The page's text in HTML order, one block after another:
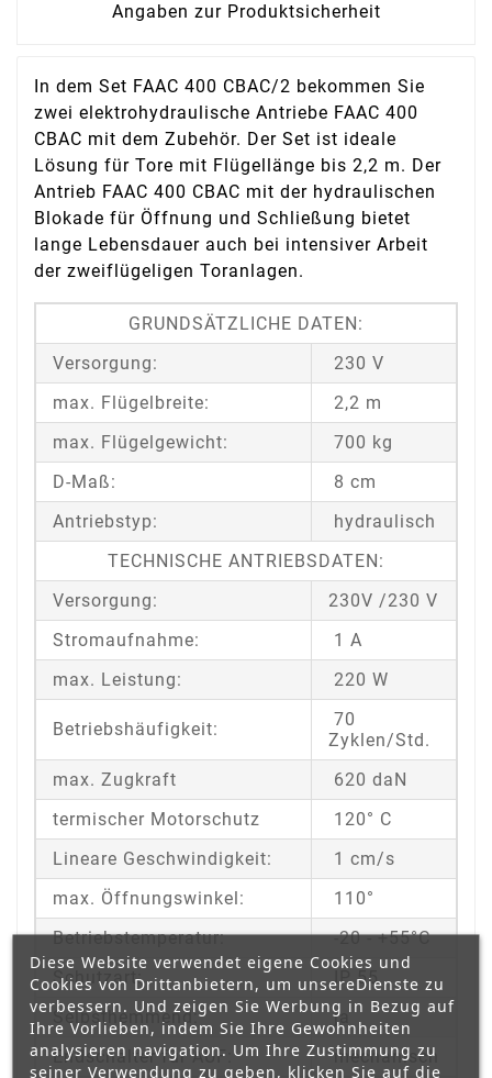
Angaben zur Produktsicherheit
In dem Set FAAC 400 CBAC/2 bekommen Sie
zwei elektrohydraulische Antriebe FAAC 400
CBAC mit dem Zubehör. Der Set ist ideale
Lösung für Tore mit Flügellänge bis 2,2 m. Der
Antrieb FAAC 400 CBAC mit der hydraulischen
Blokade für Öffnung und Schließung bietet
lange Lebensdauer auch bei intensiver Arbeit
der zweiflügeligen Toranlagen.
GRUNDSÄTZLICHE DATEN:
Versorgung:
230 V
max. Flügelbreite:
2,2 m
max. Flügelgewicht:
700 kg
D-Maß:
8 cm
Antriebstyp:
hydraulisch
TECHNISCHE ANTRIEBSDATEN:
Versorgung:
230V /230 V
Stromaufnahme:
1 A
max. Leistung:
220 W
Betriebshäufigkeit:
70
Zyklen/Std.
max. Zugkraft
620 daN
termischer Motorschutz
120° C
Lineare Geschwindigkeit:
1 cm/s
max. Öffnungswinkel:
110°
Betriebstemperatur:
-20 - +55°C
Schutzart:
IP 55
Selbsthemmend:
ja
Endschalter für AUF:
mechanisch
Diese Website verwendet eigene Cookies und
Cookies von Drittanbietern, um unsereDienste zu
verbessern. Und zeigen Sie Werbung in Bezug auf
Ihre Vorlieben, indem Sie Ihre Gewohnheiten
analysieren navigation. Um Ihre Zustimmung zu
seiner Verwendung zu geben, klicken Sie auf die